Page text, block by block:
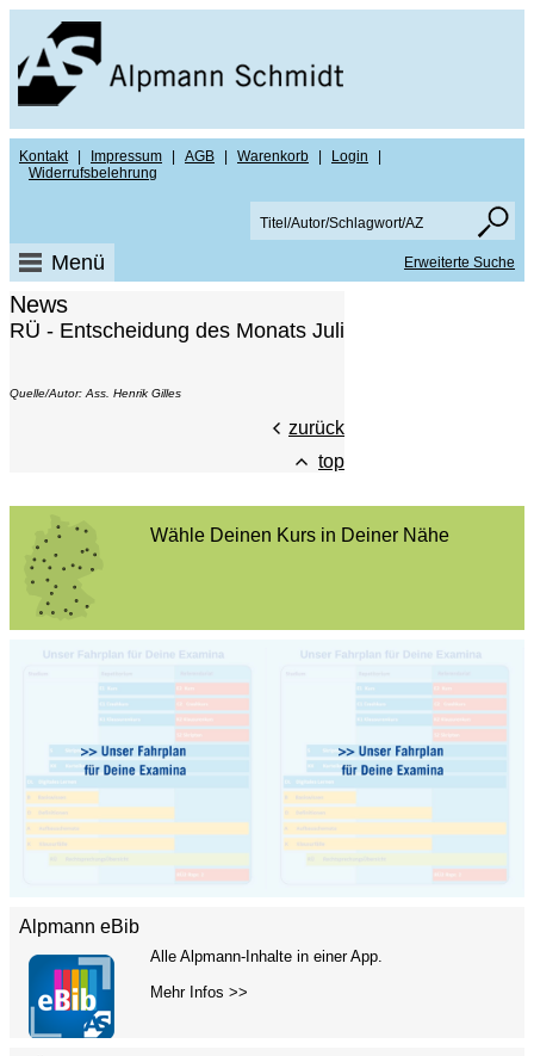
Kontakt Impressum AGB Warenkorb Login
Widerrufsbelehrung
Menü Erweiterte Suche
News
RÜ - Entscheidung des Monats Juli
Quelle/Autor: Ass. Henrik Gilles
zurück
top
Wähle Deinen Kurs in Deiner Nähe
Alpmann eBib
Alle Alpmann-Inhalte in einer App.
Mehr Infos >>